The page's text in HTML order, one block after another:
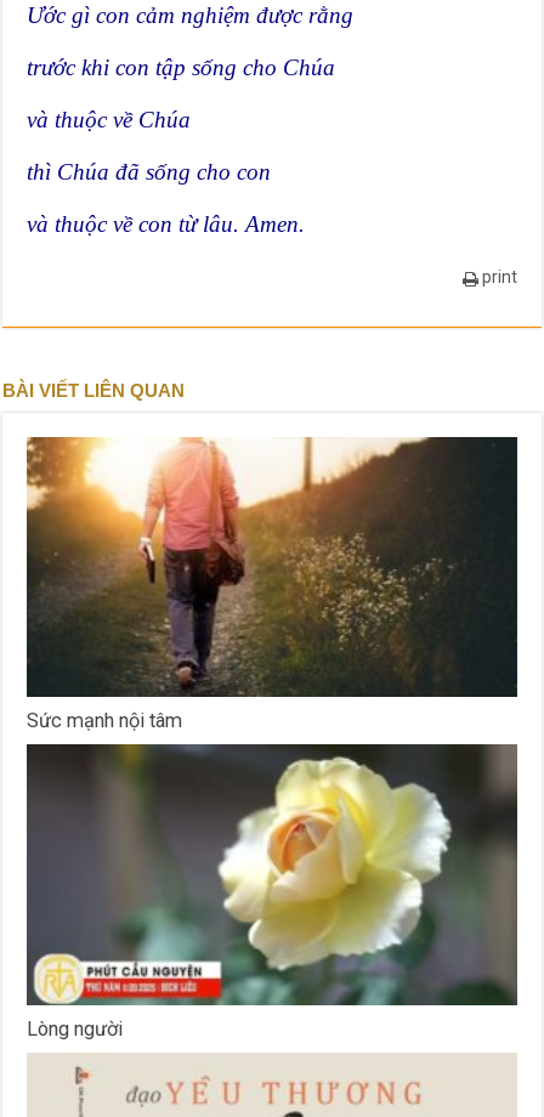
Ước gì con cảm nghiệm được rằng
trước khi con tập sống cho Chúa
và thuộc về Chúa
thì Chúa đã sống cho con
và thuộc về con từ lâu. Amen.
print
BÀI VIẾT LIÊN QUAN
Sức mạnh nội tâm
Lòng người